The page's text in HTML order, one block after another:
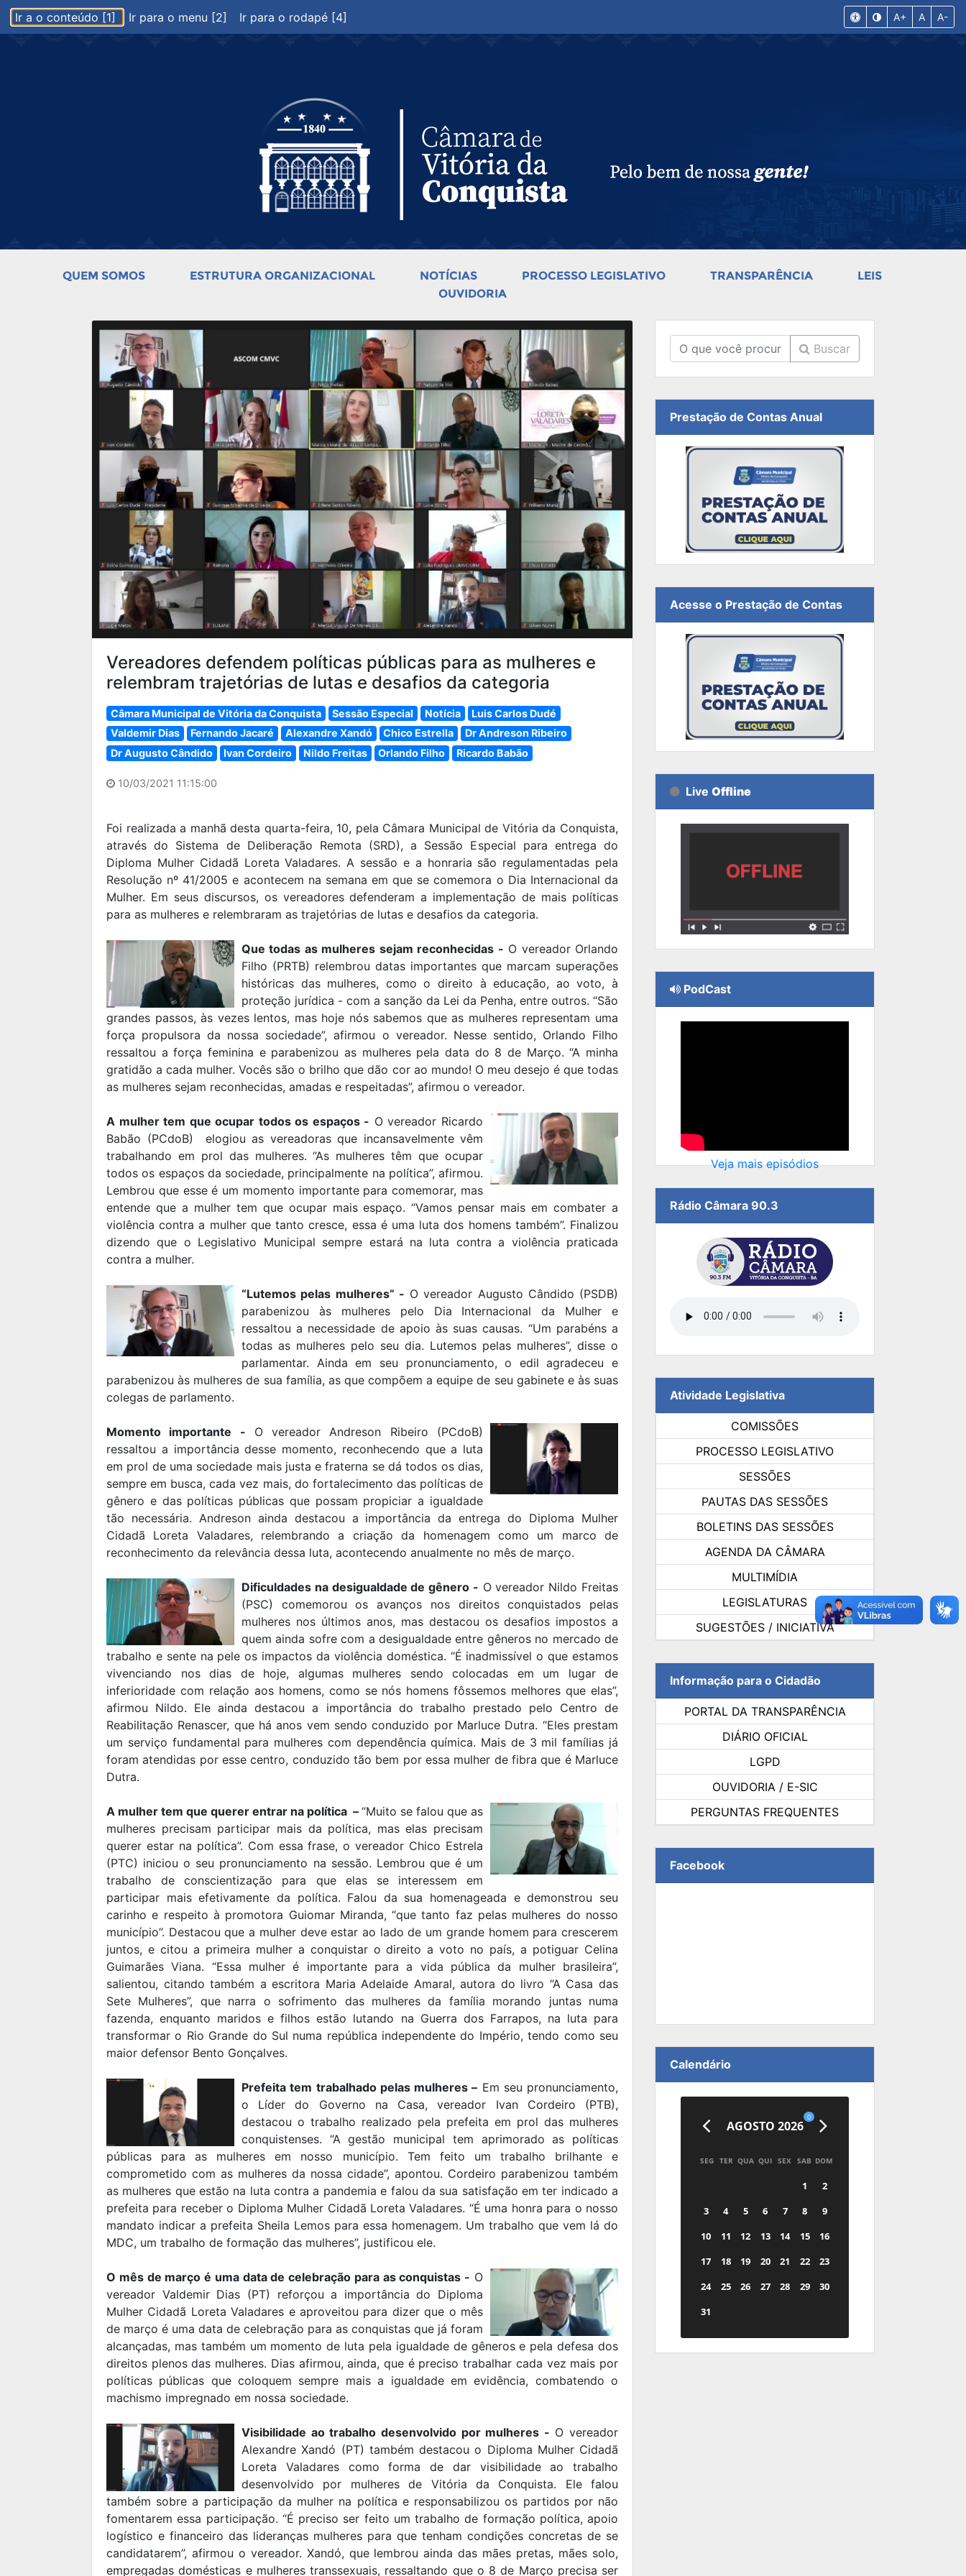
Ir a o conteúdo [1] Ir para o menu [2] Ir para o rodapé [4] A+ A A-
QUEM SOMOS ESTRUTURA ORGANIZACIONAL NOTÍCIAS PROCESSO LEGISLATIVO TRANSPARÊNCIA
LEIS
OUVIDORIA
Vereadores defendem políticas públicas para as mulheres e
relembram trajetórias de lutas e desafios da categoria
Câmara Municipal de Vitória da Conquista Sessão Especial Notícia
Luis Carlos Dudé
Valdemir Dias
Fernando Jacaré Alexandre Xandó Chico Estrella
Dr Andreson Ribeiro
Dr Augusto Cândido
Ivan Cordeiro Nildo Freitas Orlando Filho Ricardo Babão
10/03/2021 11:15:00
Foi realizada a manhã desta quarta-feira, 10, pela Câmara Municipal de Vitória da Conquista,
através do Sistema de Deliberação Remota (SRD), a Sessão Especial para entrega do
Diploma Mulher Cidadã Loreta Valadares. A sessão e a honraria são regulamentadas pela
Resolução nº 41/2005 e acontecem na semana em que se comemora o Dia Internacional da
Mulher. Em seus discursos, os vereadores defenderam a implementação de mais políticas
para as mulheres e relembraram as trajetórias de lutas e desafios da categoria.
Que todas as mulheres sejam reconhecidas - O vereador Orlando
Filho (PRTB) relembrou datas importantes que marcam superações
históricas das mulheres, como o direito à educação, ao voto, à
proteção jurídica - com a sanção da Lei da Penha, entre outros. “São
grandes passos, às vezes lentos, mas hoje nós sabemos que as mulheres representam uma
força propulsora da nossa sociedade”, afirmou o vereador. Nesse sentido, Orlando Filho
ressaltou a força feminina e parabenizou as mulheres pela data do 8 de Março. “A minha
gratidão a cada mulher. Vocês são o brilho que dão cor ao mundo! O meu desejo é que todas
as mulheres sejam reconhecidas, amadas e respeitadas”, afirmou o vereador.
A mulher tem que ocupar todos os espaços - O vereador Ricardo
Babão (PCdoB) elogiou as vereadoras que incansavelmente vêm
trabalhando em prol das mulheres. “As mulheres têm que ocupar
todos os espaços da sociedade, principalmente na política”, afirmou.
Lembrou que esse é um momento importante para comemorar, mas
entende que a mulher tem que ocupar mais espaço. “Vamos pensar mais em combater a
violência contra a mulher que tanto cresce, essa é uma luta dos homens também”. Finalizou
dizendo que o Legislativo Municipal sempre estará na luta contra a violência praticada
contra a mulher.
“Lutemos pelas mulheres” - O vereador Augusto Cândido (PSDB)
parabenizou às mulheres pelo Dia Internacional da Mulher e
ressaltou a necessidade de apoio às suas causas. “Um parabéns a
todas as mulheres pelo seu dia. Lutemos pelas mulheres”, disse o
parlamentar. Ainda em seu pronunciamento, o edil agradeceu e
parabenizou às mulheres de sua família, as que compõem a equipe de seu gabinete e às suas
colegas de parlamento.
Momento importante - O vereador Andreson Ribeiro (PCdoB)
ressaltou a importância desse momento, reconhecendo que a luta
em prol de uma sociedade mais justa e fraterna se dá todos os dias,
sempre em busca, cada vez mais, do fortalecimento das políticas de
gênero e das políticas públicas que possam propiciar a igualdade
tão necessária. Andreson ainda destacou a importância da entrega do Diploma Mulher
Cidadã Loreta Valadares, relembrando a criação da homenagem como um marco de
reconhecimento da relevância dessa luta, acontecendo anualmente no mês de março.
Dificuldades na desigualdade de gênero - O vereador Nildo Freitas
(PSC) comemorou os avanços nos direitos conquistados pelas
mulheres nos últimos anos, mas destacou os desafios impostos a
quem ainda sofre com a desigualdade entre gêneros no mercado de
trabalho e sente na pele os impactos da violência doméstica. “É inadmissível o que estamos
vivenciando nos dias de hoje, algumas mulheres sendo colocadas em um lugar de
inferioridade com relação aos homens, como se nós homens fôssemos melhores que elas”,
afirmou Nildo. Ele ainda destacou a importância do trabalho prestado pelo Centro de
Reabilitação Renascer, que há anos vem sendo conduzido por Marluce Dutra. “Eles prestam
um serviço fundamental para mulheres com dependência química. Mais de 3 mil famílias já
foram atendidas por esse centro, conduzido tão bem por essa mulher de fibra que é Marluce
Dutra.
A mulher tem que querer entrar na política – “Muito se falou que as
mulheres precisam participar mais da política, mas elas precisam
querer estar na política”. Com essa frase, o vereador Chico Estrela
(PTC) iniciou o seu pronunciamento na sessão. Lembrou que é um
trabalho de conscientização para que elas se interessem em
participar mais efetivamente da política. Falou da sua homenageada e demonstrou seu
carinho e respeito à promotora Guiomar Miranda, “que tanto faz pelas mulheres do nosso
município”. Destacou que a mulher deve estar ao lado de um grande homem para crescerem
juntos, e citou a primeira mulher a conquistar o direito a voto no país, a potiguar Celina
Guimarães Viana. “Essa mulher é importante para a vida pública da mulher brasileira”,
salientou, citando também a escritora Maria Adelaide Amaral, autora do livro “A Casa das
Sete Mulheres”, que narra o sofrimento das mulheres da família morando juntas numa
fazenda, enquanto maridos e filhos estão lutando na Guerra dos Farrapos, na luta para
transformar o Rio Grande do Sul numa república independente do Império, tendo como seu
maior defensor Bento Gonçalves.
Prefeita tem trabalhado pelas mulheres – Em seu pronunciamento,
o Líder do Governo na Casa, vereador Ivan Cordeiro (PTB),
destacou o trabalho realizado pela prefeita em prol das mulheres
conquistenses. “A gestão municipal tem aprimorado as políticas
públicas para as mulheres em nosso município. Tem feito um trabalho brilhante e
comprometido com as mulheres da nossa cidade”, apontou. Cordeiro parabenizou também
as mulheres que estão na luta contra a pandemia e falou da sua satisfação em ter indicado a
prefeita para receber o Diploma Mulher Cidadã Loreta Valadares. “É uma honra para o nosso
mandato indicar a prefeita Sheila Lemos para essa homenagem. Um trabalho que vem lá do
MDC, um trabalho de formação das mulheres”, justificou ele.
O mês de março é uma data de celebração para as conquistas - O
vereador Valdemir Dias (PT) reforçou a importância do Diploma
Mulher Cidadã Loreta Valadares e aproveitou para dizer que o mês
de março é uma data de celebração para as conquistas que já foram
alcançadas, mas também um momento de luta pela igualdade de gêneros e pela defesa dos
direitos plenos das mulheres. Dias afirmou, ainda, que é preciso trabalhar cada vez mais por
políticas públicas que coloquem sempre mais a igualdade em evidência, combatendo o
machismo impregnado em nossa sociedade.
Visibilidade ao trabalho desenvolvido por mulheres - O vereador
Alexandre Xandó (PT) também destacou o Diploma Mulher Cidadã
Loreta Valadares como forma de dar visibilidade ao trabalho
desenvolvido por mulheres de Vitória da Conquista. Ele falou
também sobre a participação da mulher na política e responsabilizou os partidos por não
fomentarem essa participação. “É preciso ser feito um trabalho de formação política, apoio
logístico e financeiro das lideranças mulheres para que tenham condições concretas de se
candidatarem”, afirmou o vereador. Xandó, que lembrou ainda das mães pretas, mães solo,
empregadas domésticas e mulheres transsexuais, ressaltando que o 8 de Março precisa ser
Buscar
Prestação de Contas Anual
Acesse o Prestação de Contas
Live Offline
PodCast
Veja mais episódios
Rádio Câmara 90.3
Atividade Legislativa
COMISSÕES
PROCESSO LEGISLATIVO
SESSÕES
PAUTAS DAS SESSÕES
BOLETINS DAS SESSÕES
AGENDA DA CÂMARA
MULTIMÍDIA
LEGISLATURAS
SUGESTÕES / INICIATIVA
Informação para o Cidadão
PORTAL DA TRANSPARÊNCIA
DIÁRIO OFICIAL
LGPD
OUVIDORIA / E-SIC
PERGUNTAS FREQUENTES
Facebook
Calendário
AGOSTO 2026
0
SEG TER QUA QUI SEX SAB DOM
1
2
3
4 5 6 7 8
9
10
11 12 13 14 15
16
17
18 19 20 21 22
23
24
25 26 27 28 29
30
31